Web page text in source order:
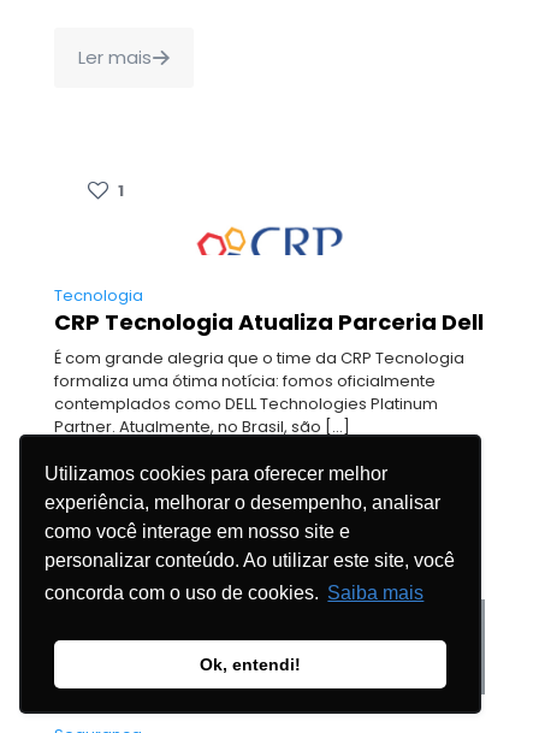
Utilizamos cookies para oferecer melhor
experiência, melhorar o desempenho, analisar
como você interage em nosso site e
personalizar conteúdo. Ao utilizar este site, você
concorda com o uso de cookies. Saiba mais
Ok, entendi!
Ler mais
1
Tecnologia
CRP Tecnologia Atualiza Parceria Dell
É com grande alegria que o time da CRP Tecnologia
formaliza uma ótima notícia: fomos oficialmente
contemplados como DELL Technologies Platinum
Partner. Atualmente, no Brasil, são […]
Ler mais